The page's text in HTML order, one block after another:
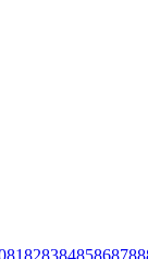
8182838485868788